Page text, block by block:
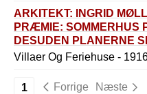
ARKITEKT: INGRID
PRÆMIE: SOMMERHUS
DESUDEN PLANERNE
Villaer Og Feriehuse -
1 Forrige Næste